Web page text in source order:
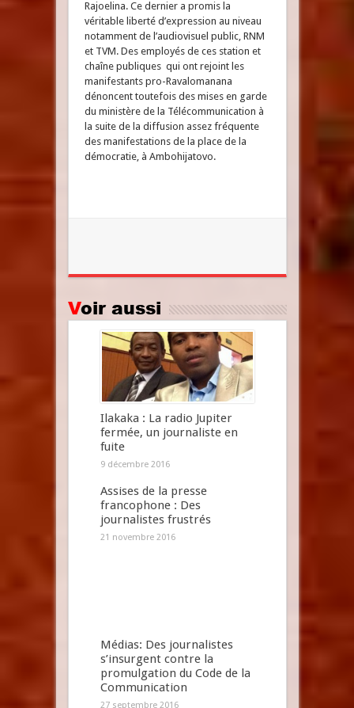
Rajoelina. Ce dernier a promis la
véritable liberté d’expression au niveau
notamment de l’audiovisuel public, RNM
et TVM. Des employés de ces station et
chaîne publiques qui ont rejoint les
manifestants pro-Ravalomanana
dénoncent toutefois des mises en garde
du ministère de la Télécommunication à
la suite de la diffusion assez fréquente
des manifestations de la place de la
démocratie, à Ambohijatovo.
Voir aussi
Ilakaka : La radio Jupiter
fermée, un journaliste en
fuite
9 décembre 2016
Assises de la presse
francophone : Des
journalistes frustrés
21 novembre 2016
Médias: Des journalistes
s’insurgent contre la
promulgation du Code de la
Communication
27 septembre 2016